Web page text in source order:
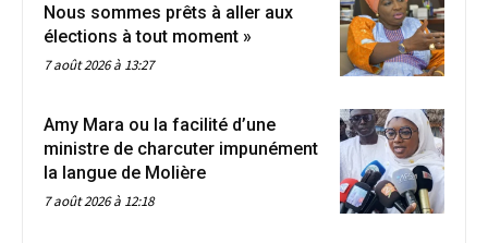
Nous sommes prêts à aller aux
élections à tout moment »
7 août 2026 à 13:27
Amy Mara ou la facilité d’une
ministre de charcuter impunément
la langue de Molière
7 août 2026 à 12:18